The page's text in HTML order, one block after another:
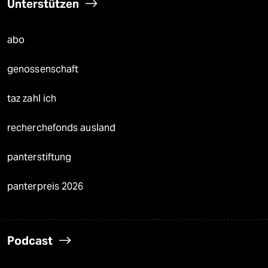
Unterstützen
abo
genossenschaft
taz zahl ich
recherchefonds ausland
panterstiftung
panterpreis 2026
Podcast